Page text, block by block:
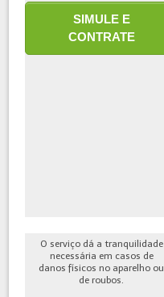
SIMULE E
CONTRATE
O serviço dá a tranquilidade
necessária em casos de
danos físicos no aparelho ou
de roubos.